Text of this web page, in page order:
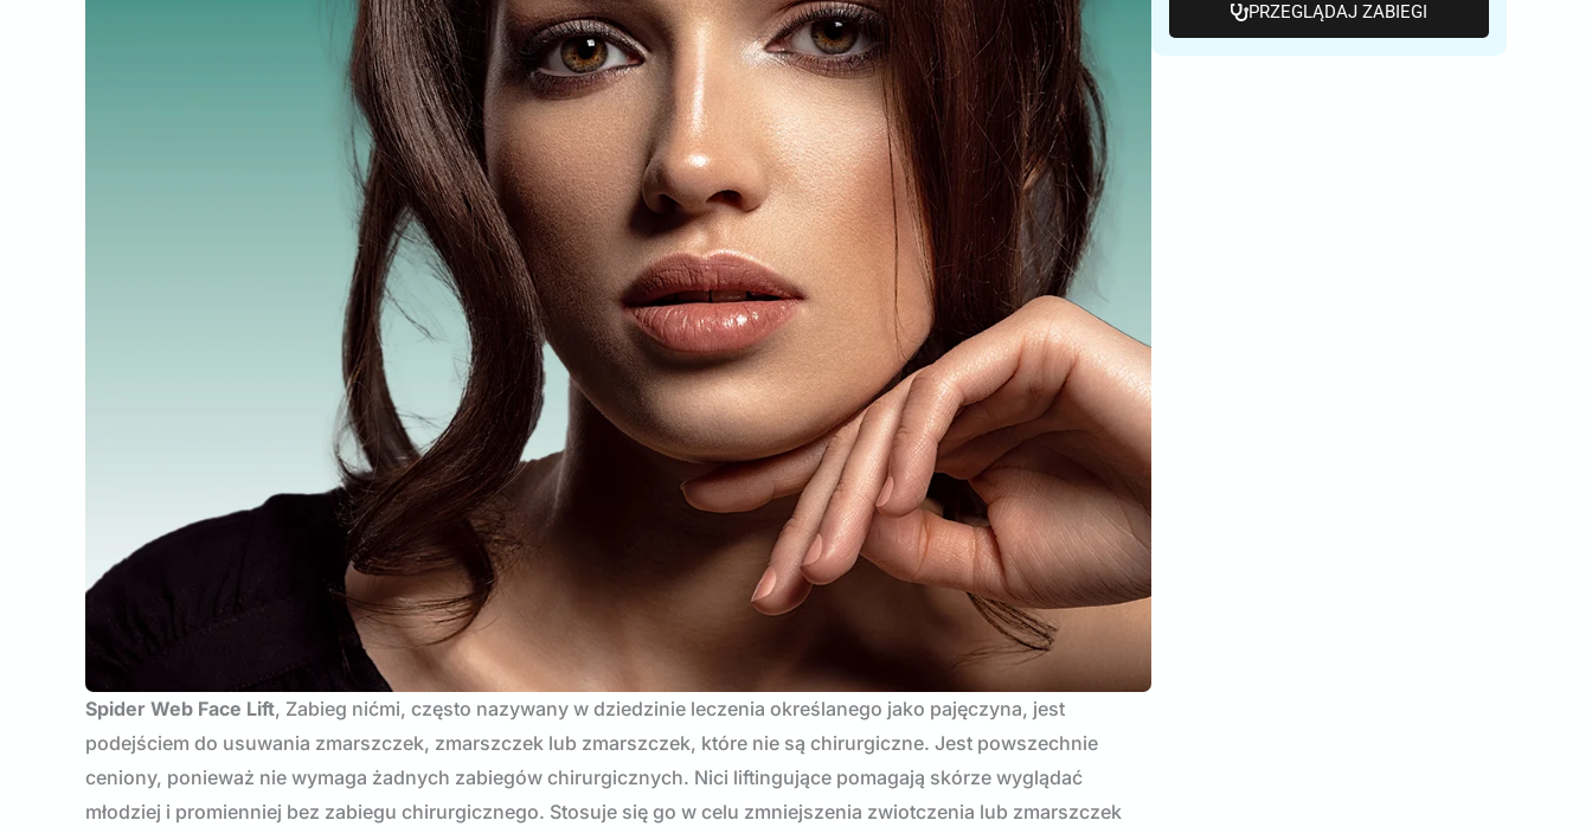
Spider Web Face Lift, Zabieg nićmi, często nazywany w dziedzinie leczenia określanego jako pajęczyna, jest
podejściem do usuwania zmarszczek, zmarszczek lub zmarszczek, które nie są chirurgiczne. Jest powszechnie
ceniony, ponieważ nie wymaga żadnych zabiegów chirurgicznych. Nici liftingujące pomagają skórze wyglądać
młodziej i promienniej bez zabiegu chirurgicznego. Stosuje się go w celu zmniejszenia zwiotczenia lub zmarszczek
PRZEGLĄDAJ ZABIEGI